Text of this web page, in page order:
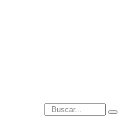
Introduce términos de